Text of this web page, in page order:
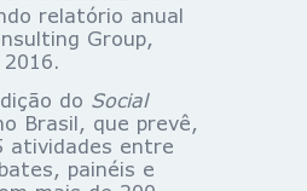
relatório anual
Group,
2016.
do Social
Brasil, que prevê,
atividades entre
painéis e